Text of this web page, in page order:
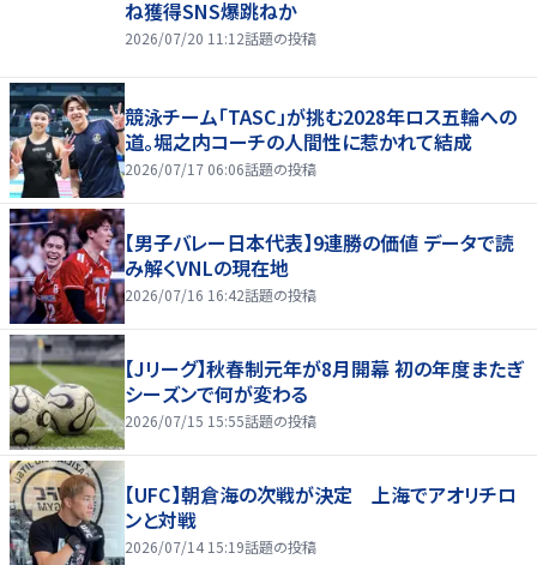
ね獲得SNS爆跳ねか
2026/07/20 11:12話題の投稿
競泳チーム「TASC」が挑む2028年ロス五輪への
道。堀之内コーチの人間性に惹かれて結成
2026/07/17 06:06話題の投稿
【男子バレー日本代表】9連勝の価値 データで読
み解くVNLの現在地
2026/07/16 16:42話題の投稿
【Jリーグ】秋春制元年が8月開幕 初の年度またぎ
シーズンで何が変わる
2026/07/15 15:55話題の投稿
【UFC】朝倉海の次戦が決定 上海でアオリチロ
ンと対戦
2026/07/14 15:19話題の投稿